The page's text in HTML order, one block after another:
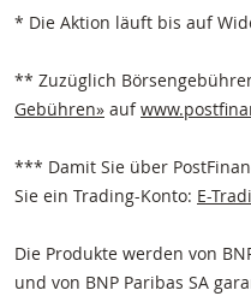
* Die Aktion läuft bis auf
** Zuzüglich
Gebühren» auf
*** Damit Sie über
Sie ein Trading-Konto: E-
Die Produkte werden von
und von BNP Paribas SA